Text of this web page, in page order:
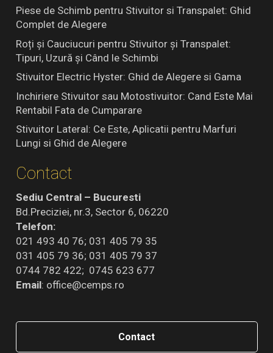
Piese de Schimb pentru Stivuitor si Transpalet: Ghid
Complet de Alegere
Roți și Cauciucuri pentru Stivuitor și Transpalet:
Tipuri, Uzură și Când le Schimbi
Stivuitor Electric Hyster: Ghid de Alegere si Gama
Inchiriere Stivuitor sau Motostivuitor: Cand Este Mai
Rentabil Fata de Cumparare
Stivuitor Lateral: Ce Este, Aplicatii pentru Marfuri
Lungi si Ghid de Alegere
Contact
Sediu Central – Bucuresti
Bd.Preciziei, nr.3, Sector 6, 06220
Telefon:
021 493 40 76; 031 405 79 35
031 405 79 36; 031 405 79 37
0744 782 422; 0745 623 677
Email: office@cemps.ro
Contact